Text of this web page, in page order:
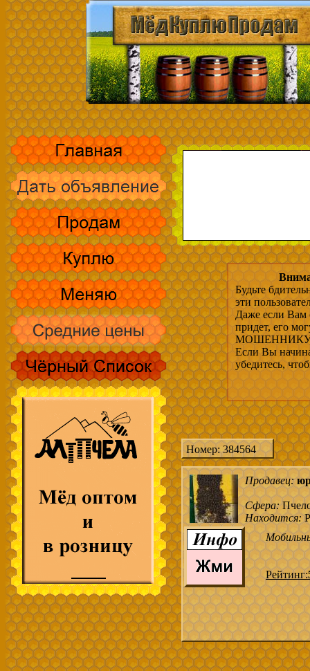
Будьте
эти
Даже если Вам
придет, его
МОШЕННИКУ,
Если Вы
убедитесь,
Номер: 384564
Продавец:
Сфера:
Находится:
Рейтинг: